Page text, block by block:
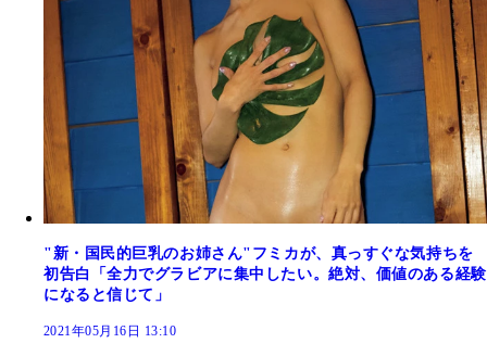
"新・国民的巨乳のお姉さん"フミカが、真っすぐな気持ちを
初告白「全力でグラビアに集中したい。絶対、価値のある経験
になると信じて」
2021年05月16日 13:10